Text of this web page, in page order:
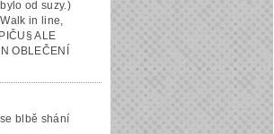
od suzy.)
in line,
ALE
OBLEČENÍ
blbě shání